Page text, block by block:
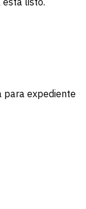
para expediente